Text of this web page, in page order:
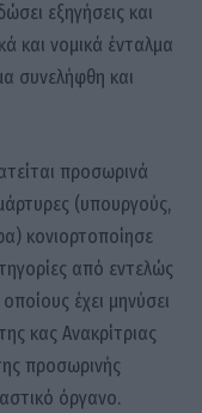
εξηγήσεις και
και νομικά ένταλμα
συνελήφθη και
προσωρινά
(υπουργούς,
κονιορτοποίησε
από εντελώς
έχει μηνύσει
κας Ανακρίτριας
προσωρινής
όργανο.